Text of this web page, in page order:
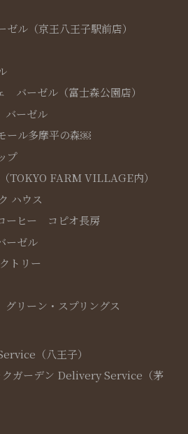
ゼル（京王八王子駅前店）
バーゼル（富士森公園店）
バーゼル
ール多摩平の森￼
プ
TOKYO FARM VILLAGE内）
ハウス
ーヒー コピオ長房
ーゼル
トリー
リーン・スプリングス
（八王子）
クガーデン Delivery Service（茅